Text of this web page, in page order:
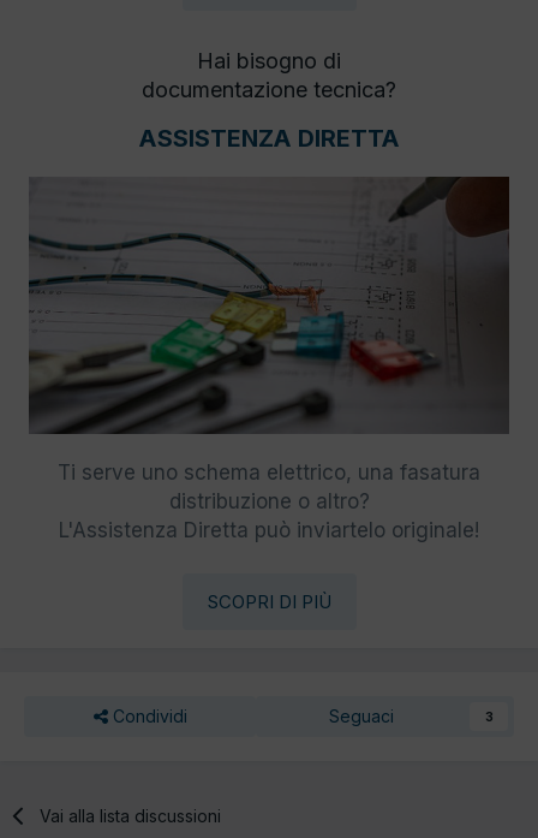
Hai bisogno di
documentazione tecnica?
ASSISTENZA DIRETTA
Ti serve uno schema elettrico, una fasatura
distribuzione o altro?
L'Assistenza Diretta può inviartelo originale!
SCOPRI DI PIÙ
Condividi Seguaci 3
Vai alla lista discussioni